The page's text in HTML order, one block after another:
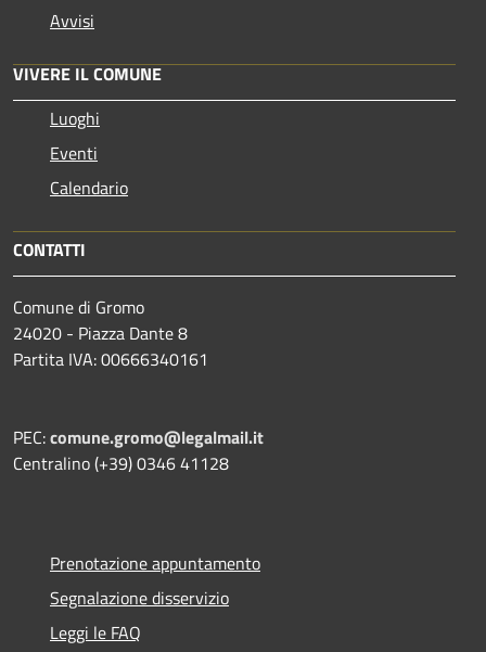
Avvisi
VIVERE IL COMUNE
Luoghi
Eventi
Calendario
CONTATTI
Comune di Gromo
24020 - Piazza Dante 8
Partita IVA: 00666340161
PEC:comune.gromo@legalmail.it
Centralino (+39) 0346 41128
Prenotazione appuntamento
Segnalazione disservizio
Leggi le FAQ